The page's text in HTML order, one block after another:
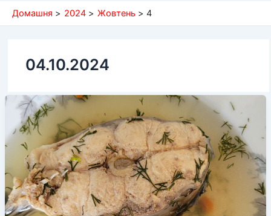
Домашня 2024 Жовтень 4
04.10.2024